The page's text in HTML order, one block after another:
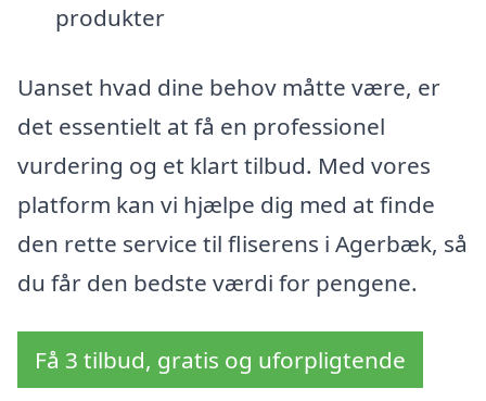
produkter
Uanset hvad dine behov måtte være, er
det essentielt at få en professionel
vurdering og et klart tilbud. Med vores
platform kan vi hjælpe dig med at finde
den rette service til fliserens i Agerbæk, så
du får den bedste værdi for pengene.
Få 3 tilbud, gratis og uforpligtende